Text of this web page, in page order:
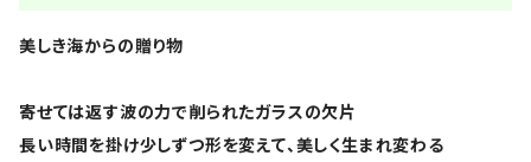
美しき海からの贈り物
寄せては返す波の力で削られたガラスの欠片
長い時間を掛け少しずつ形を変えて、美しく生まれ変わる